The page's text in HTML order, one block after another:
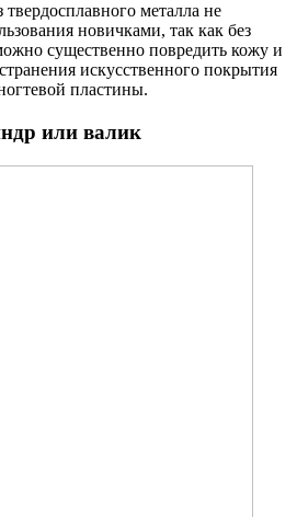
металла не
новичками, так как без
существенно повредить кожу и
искусственного покрытия
пластины.
или валик